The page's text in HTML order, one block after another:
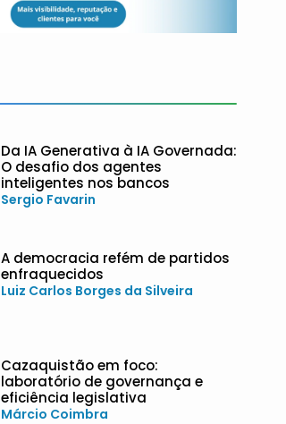
Da IA Generativa à IA Governada:
O desafio dos agentes
inteligentes nos bancos
Sergio Favarin
A democracia refém de partidos
enfraquecidos
Luiz Carlos Borges da Silveira
Cazaquistão em foco:
laboratório de governança e
eficiência legislativa
Márcio Coimbra